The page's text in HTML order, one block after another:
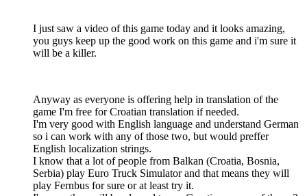
I just saw a video of this game today and it looks amazing,
you guys keep up the good work on this game and i'm sure it
will be a killer.
Anyway as everyone is offering help in translation of the
game I'm free for Croatian translation if needed.
I'm very good with English language and understand German
so i can work with any of those two, but would preffer
English localization strings.
I know that a lot of people from Balkan (Croatia, Bosnia,
Serbia) play Euro Truck Simulator and that means they will
play Fernbus for sure or at least try it.